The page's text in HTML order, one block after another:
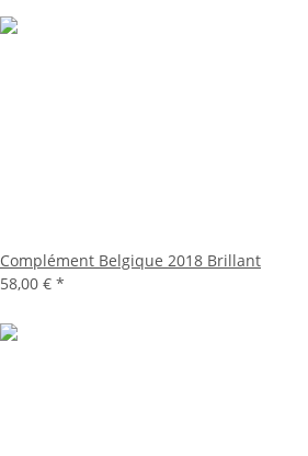
Complément Belgique 2018 Brillant
58,00 € *